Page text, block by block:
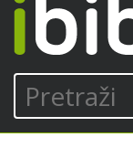
Pretraži